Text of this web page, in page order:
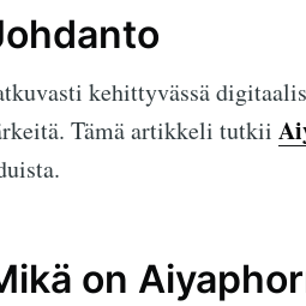
kehittyvässä
Tämä artikkeli tutkii
on